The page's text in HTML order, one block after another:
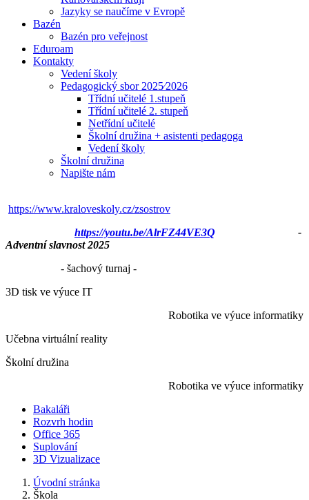
Jazyky se naučíme v Evropě
Bazén
Bazén pro veřejnost
Eduroam
Kontakty
Vedení školy
Pedagogický sbor 2025⁄2026
Třídní učitelé 1.stupeň
Třídní učitelé 2. stupeň
Netřídní učitelé
Školní družina + asistenti pedagoga
Vedení školy
Školní družina
Napište nám
https://www.kraloveskoly.cz/zsostrov
https://youtu.be/AlrFZ44VE3Q -
Adventní slavnost 2025
- šachový turnaj -
3D tisk ve výuce IT
Robotika ve výuce informatiky
Učebna virtuální reality
Školní družina
Robotika ve výuce informatiky
Bakaláři
Rozvrh hodin
Office 365
Suplování
3D Vizualizace
Úvodní stránka
Škola